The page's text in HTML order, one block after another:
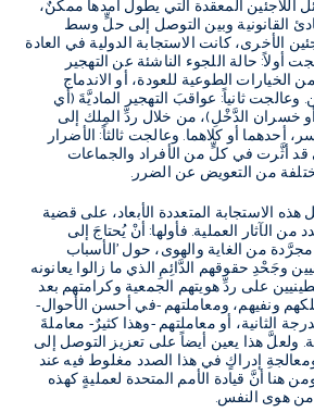
اللاجئين المعقدة التي يطول أمدها ممكنٌ،
القانونية وبين التوصل إلى حلٍّ وسط
الأخرى، كانت الاستجابة الدولية في العادة
أولاً: حالة اللجوء الناشئة عن التهجير
الطوعية للعودة، أو الاندماج
وعالجت ثانياً: عواقبَ التهجير الماديَّةَ (أي
خسران الدَّخْلِ)، من خلال ردِّ المِلك إلى
أحدهما أو كلاهما. وعالجت ثالثاً: الأضرار
قد أثَّرت في كلٍّ من الأفراد والجماعات
من التعويض عن الضرر.
الاستجابة المتعددة الأبعاد، على قضية
من الآثار العملية. فأولها: أنْ يُحتاجَ إلى
مجرَّدة من الغاية والهوى، حول ’الأسباب
وجَحْدِ حقوقهم الدَّائِمِ الذي ما زالوا يعانونه
على ردِّ هويتهم الجمعية وكرامتهم بعد
ونفيهم، ومعاملتهم -في أحسن الأحوال-
الثانية، أو معاملتهم -وهذا كثيرٌ- معاملةَ
ولعلَّ هذا يعين أيضاً على تعزيز التوصل إلى
إدراكٍ في هذا الصدد مغلوط فيه عند
هنا أنَّ قيادة الأمم المتحدة لعمليةٍ كهذه
من هوى النفس.